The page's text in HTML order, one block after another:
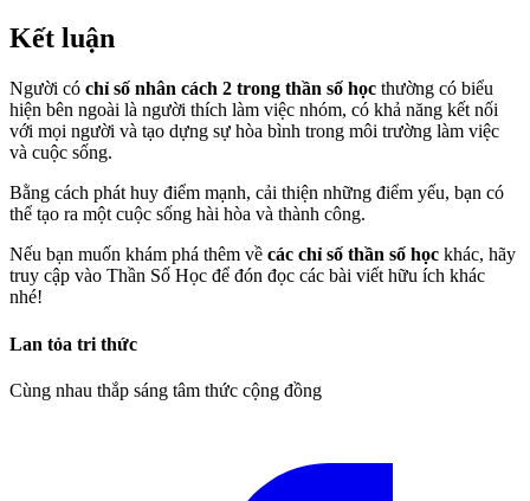
Kết luận
Người có chỉ số nhân cách 2 trong thần số học thường có biểu
hiện bên ngoài là người thích làm việc nhóm, có khả năng kết nối
với mọi người và tạo dựng sự hòa bình trong môi trường làm việc
và cuộc sống.
Bằng cách phát huy điểm mạnh, cải thiện những điểm yếu, bạn có
thể tạo ra một cuộc sống hài hòa và thành công.
Nếu bạn muốn khám phá thêm về các chỉ số thần số học khác, hãy
truy cập vào Thần Số Học để đón đọc các bài viết hữu ích khác
nhé!
Lan tỏa tri thức
Cùng nhau thắp sáng tâm thức cộng đồng